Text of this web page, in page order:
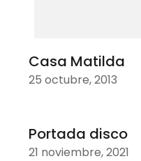
Casa Matilda
25 octubre, 2013
Portada disco
21 noviembre, 2021